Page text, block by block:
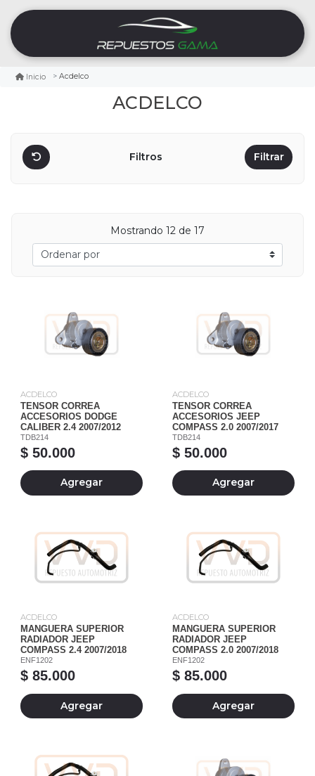
Inicio Acdelco
ACDELCO
Filtros Filtrar
Mostrando 12 de 17
ACDELCO
TENSOR CORREA
ACCESORIOS DODGE
CALIBER 2.4 2007/2012
TDB214
$ 50.000
Agregar
ACDELCO
TENSOR CORREA
ACCESORIOS JEEP
COMPASS 2.0 2007/2017
TDB214
$ 50.000
Agregar
ACDELCO
MANGUERA SUPERIOR
RADIADOR JEEP
COMPASS 2.4 2007/2018
ENF1202
$ 85.000
Agregar
ACDELCO
MANGUERA SUPERIOR
RADIADOR JEEP
COMPASS 2.0 2007/2018
ENF1202
$ 85.000
Agregar